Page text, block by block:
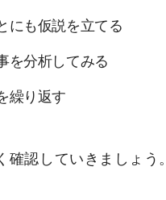
にも仮説を立てる
を分析してみる
繰り返す
確認していきましょう。